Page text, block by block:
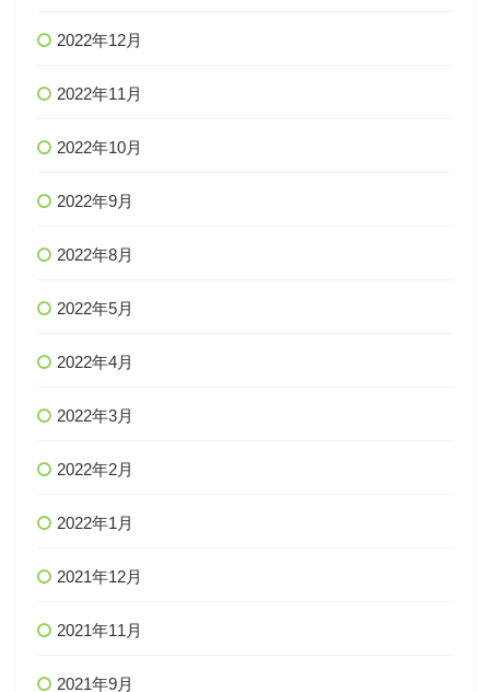
2022年12月
2022年11月
2022年10月
2022年9月
2022年8月
2022年5月
2022年4月
2022年3月
2022年2月
2022年1月
2021年12月
2021年11月
2021年9月